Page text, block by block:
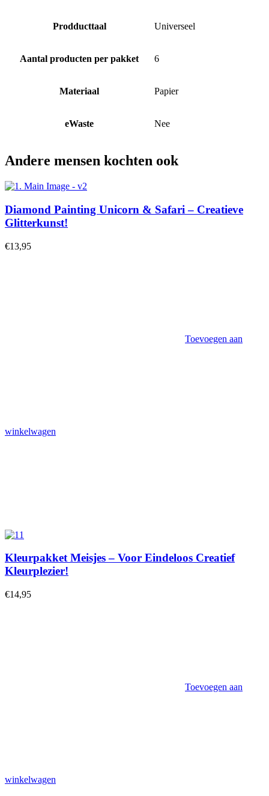
Prodducttaal Universeel
Aantal producten per pakket 6
Materiaal Papier
eWaste Nee
Andere mensen kochten ook
Diamond Painting Unicorn & Safari – Creatieve
Glitterkunst!
€13,95
Toevoegen aan
winkelwagen
Kleurpakket Meisjes – Voor Eindeloos Creatief
Kleurplezier!
€14,95
Toevoegen aan
winkelwagen